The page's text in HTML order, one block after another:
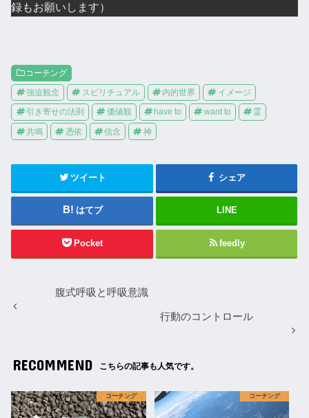
録もお願いします）
コーチング
強迫観念 スピリチュアル 内的世界 イメージ
引き寄せの法則 価値観 have to want to 霊
共鳴 憑依 信念 神
ツイート シェア
はてブ LINE
Pocket feedly
腹式呼吸と呼吸意識
行動のコントロール
RECOMMEND こちらの記事も人気です。
コーチング コーチング